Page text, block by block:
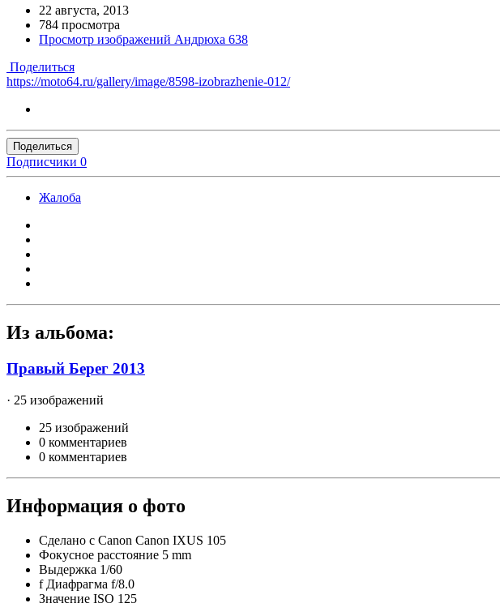
22 августа, 2013
784 просмотра
Просмотр изображений Андрюха 638
Поделиться
https://moto64.ru/gallery/image/8598-izobrazhenie-012/
Поделиться
Подписчики 0
Жалоба
Из альбома:
Правый Берег 2013
· 25 изображений
25 изображений
0 комментариев
0 комментариев
Информация о фото
Сделано с Canon Canon IXUS 105
Фокусное расстояние 5 mm
Выдержка 1/60
f Диафрагма f/8.0
Значение ISO 125